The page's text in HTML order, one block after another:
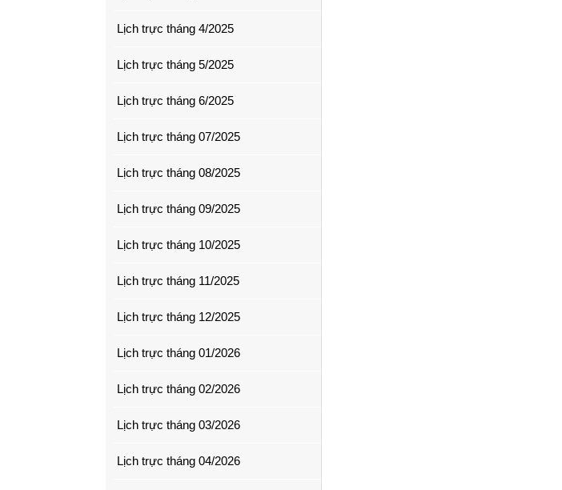
Lịch trực tháng 4/2025
Lịch trực tháng 5/2025
Lịch trực tháng 6/2025
Lịch trực tháng 07/2025
Lịch trực tháng 08/2025
Lịch trực tháng 09/2025
Lịch trực tháng 10/2025
Lịch trực tháng 11/2025
Lịch trực tháng 12/2025
Lịch trực tháng 01/2026
Lịch trực tháng 02/2026
Lịch trực tháng 03/2026
Lịch trực tháng 04/2026